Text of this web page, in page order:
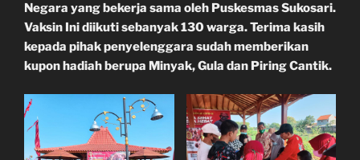
Negara yang bekerja sama oleh Puskesmas Sukosari.
Vaksin Ini diikuti sebanyak 130 warga. Terima kasih
kepada pihak penyelenggara sudah memberikan
kupon hadiah berupa Minyak, Gula dan Piring Cantik.